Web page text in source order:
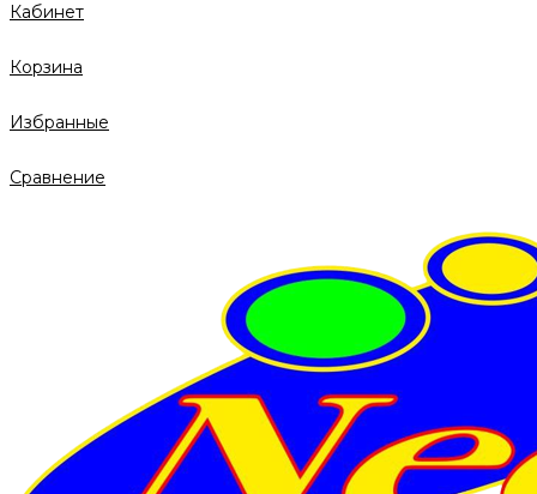
Кабинет
Корзина
Избранные
Сравнение